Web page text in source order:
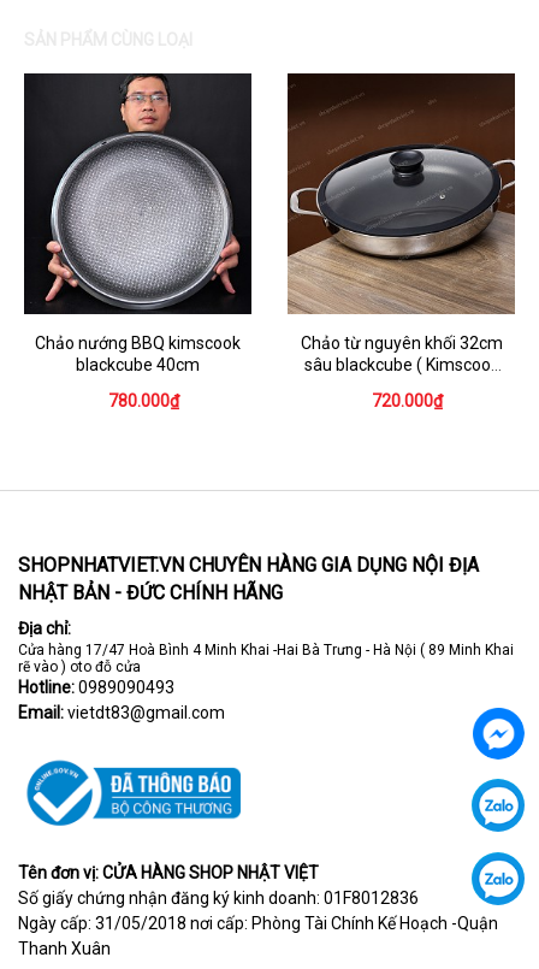
Chảo nướng BBQ kimscook
blackcube 40cm
780.000₫
Chảo từ nguyên khối 32cm
sâu blackcube ( Kimscook
720.000₫
SHOPNHATVIET.VN CHUYÊN HÀNG GIA DỤNG NỘI ĐỊA
NHẬT BẢN - ĐỨC CHÍNH HÃNG
Địa chỉ:
Cửa hàng 17/47 Hoà Bình 4 Minh Khai -Hai Bà Trưng - Hà Nội ( 89 Minh Khai
rẽ vào ) oto đỗ cửa
Hotline:0989090493
Email:vietdt83@gmail.com
Tên đơn vị: CỬA HÀNG SHOP NHẬT VIỆT
Số giấy chứng nhận đăng ký kinh doanh: 01F8012836
Ngày cấp: 31/05/2018 nơi cấp: Phòng Tài Chính Kế Hoạch -Quận
Thanh Xuân